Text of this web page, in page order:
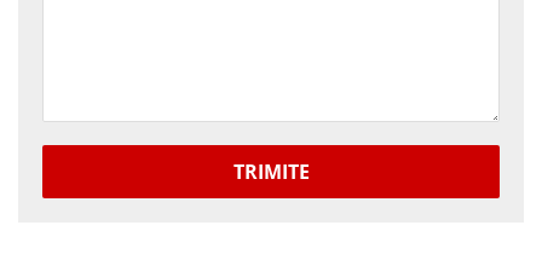
TRIMITE